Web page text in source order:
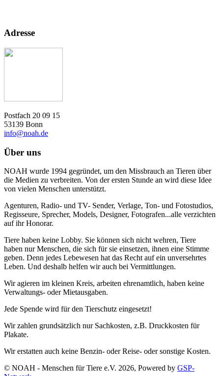
Adresse
Postfach 20 09 15
53139 Bonn
info@noah.de
Über uns
NOAH wurde 1994 gegründet, um den Missbrauch an Tieren über
die Medien zu verbreiten. Von der ersten Stunde an wird diese Idee
von vielen Menschen unterstützt.
Agenturen, Radio- und TV- Sender, Verlage, Ton- und Fotostudios,
Regisseure, Sprecher, Models, Designer, Fotografen...alle verzichten
auf ihr Honorar.
Tiere haben keine Lobby. Sie können sich nicht wehren, Tiere
haben nur Menschen, die sich für sie einsetzen, ihnen eine Stimme
geben. Denn jedes Lebewesen hat das Recht auf ein unversehrtes
Leben. Und deshalb helfen wir auch bei Vermittlungen.
Wir agieren im kleinen Kreis, arbeiten ehrenamtlich, haben keine
Verwaltungs- oder Mietausgaben.
Jede Spende wird für den Tierschutz eingesetzt!
Wir zahlen grundsätzlich nur Sachkosten, z.B. Druckkosten für
Plakate.
Wir erstatten auch keine Benzin- oder Reise- oder sonstige Kosten.
© NOAH - Menschen für Tiere e.V. 2026, Powered by GSP-